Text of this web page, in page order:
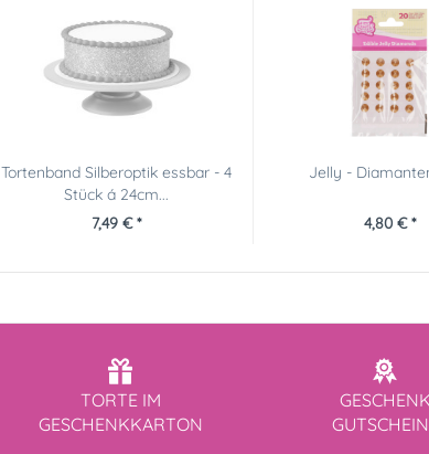
Tortenband Silberoptik essbar - 4
Stück á 24cm...
7,49 € *
Jelly -
4,80 € *
TORTE IM
GESCHENKKARTON
GESCHENK